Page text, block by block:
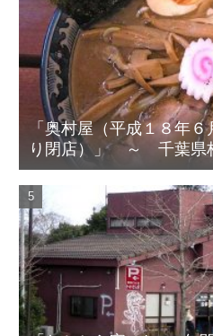
「奥村屋（平成１８年
り閉店）」 ～ 千葉県